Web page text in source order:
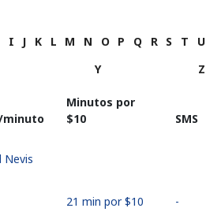
I J K L M N O P Q R S T
U
Y Z
minuto
Minutos por
⁦$10⁩
SMS
Nevis
21 min por ⁦$10⁩ -